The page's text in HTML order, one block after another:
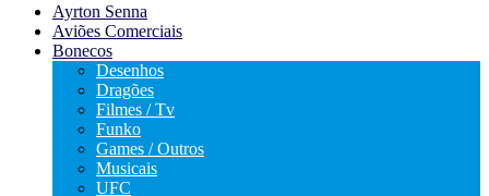
Ayrton Senna
Aviões Comerciais
Bonecos
Desenhos
Dragões
Filmes / Tv
Funko
Games / Outros
Musicais
UFC